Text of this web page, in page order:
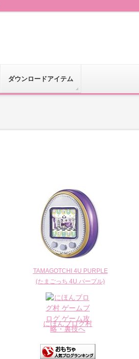
ダウンロードアイテム
TAMAGOTCHI 4U PURPLE
(たまごっち 4U パープル)
にほんブログ村